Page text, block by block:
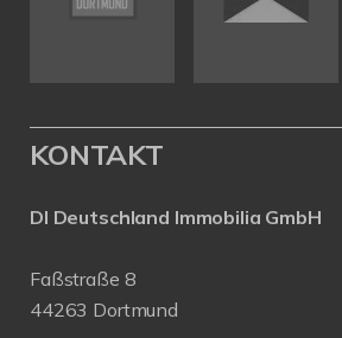
KONTAKT
DI Deutschland Immobilia GmbH
Faßstraße 8
44263 Dortmund